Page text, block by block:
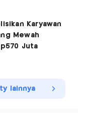
Karyawan
Mewah
Juta
lainnya